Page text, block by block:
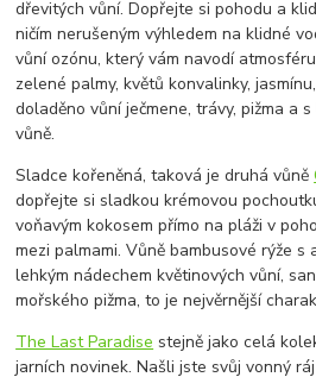
dřevitých vůní. Dopřejte si pohodu a
ničím nerušeným výhledem na klidné
vůní ozónu, který vám navodí
zelené palmy, květů konvalinky,
doladěno vůní ječmene, trávy, pižma a
vůně.
Sladce kořeněná, taková je druhá vůně
dopřejte si sladkou krémovou
voňavým kokosem přímo na pláži v
mezi palmami. Vůně bambusové rýže s
lehkým nádechem květinových vůní,
mořského pižma, to je nejvěrnější
The Last Paradise stejně jako celá
jarních novinek. Našli jste svůj vonný